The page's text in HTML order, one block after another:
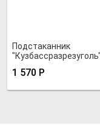
Подстаканник
"Кузбассразрезуголь"
1 570 Р